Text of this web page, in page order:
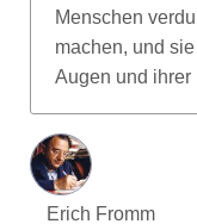
Menschen
machen, und
Augen und ihrer
Erich Fromm